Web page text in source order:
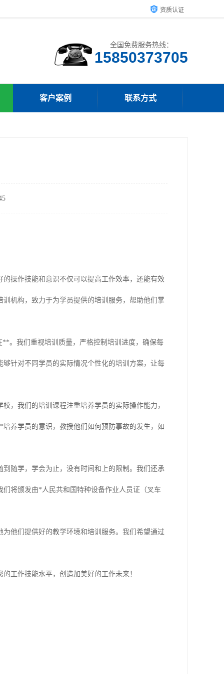
资质认证
全国免费服务热线：
15850373705
客户案例 联系方式
操作技能和意识不仅可以提高工作效率，还能有效
机构，致力于为学员提供的培训服务，帮助他们掌
。我们重视培训质量，严格控制培训进度，确保每
针对不同学员的实际情况个性化的培训方案，让每
，我们的培训课程注重培养学员的实际操作能力，
养学员的意识，教授他们如何预防事故的发生，如
随学，学会为止，没有时间和上的限制。我们还承
将颁发由*人民共和国特种设备作业人员证（叉车
他们提供好的教学环境和培训服务。我们希望通过
工作技能水平，创造加美好的工作未来！